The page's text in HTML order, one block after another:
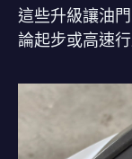
這些升級讓油
論起步或高速